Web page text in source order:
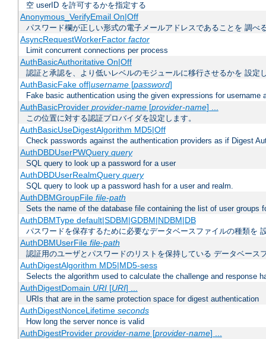
空 userID を許可するかを指定する
Anonymous_VerifyEmail On|Off
パスワード欄が正しい形式の電子メールアドレスであることを 調べ
AsyncRequestWorkerFactor factor
Limit concurrent connections per process
AuthBasicAuthoritative On|Off
認証と承認を、より低いレベルのモジュールに移行させるかを 設定
AuthBasicFake off|username[password]
Fake basic authentication using the given expressions for username
AuthBasicProvider provider-name[provider-name] ...
この位置に対する認証プロバイダを設定します。
AuthBasicUseDigestAlgorithm MD5|Off
Check passwords against the authentication providers as if Digest
AuthDBDUserPWQuery query
SQL query to look up a password for a user
AuthDBDUserRealmQuery query
SQL query to look up a password hash for a user and realm.
AuthDBMGroupFile file-path
Sets the name of the database file containing the list of user groups
AuthDBMType default|SDBM|GDBM|NDBM|DB
パスワードを保存するために必要なデータベースファイルの種類を
AuthDBMUserFile file-path
認証用のユーザとパスワードのリストを保持している データベース
AuthDigestAlgorithm MD5|MD5-sess
Selects the algorithm used to calculate the challenge and response
AuthDigestDomain URI[URI] ...
URIs that are in the same protection space for digest authentication
AuthDigestNonceLifetime seconds
How long the server nonce is valid
AuthDigestProvider provider-name[provider-name] ...